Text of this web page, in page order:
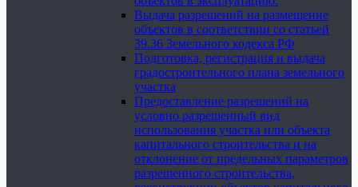
Выдача разрешений на размещение
объектов в соответствии со статьей
39.36 Земельного кодекса РФ
Подготовка, регистрация и выдача
градостроительного плана земельного
участка
Предоставление разрешений на
условно разрешенный вид
использования участка или объекта
капитального строительства и на
отклонение от предельных параметров
разрешенного строительства,